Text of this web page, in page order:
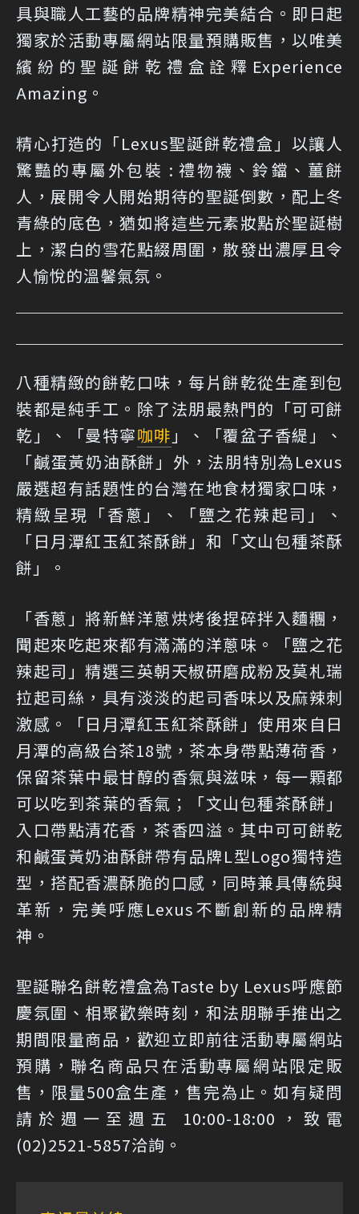
具與職人工藝的品牌精神完美結合。即日起
獨家於活動專屬網站限量預購販售，以唯美
繽紛的聖誕餅乾禮盒詮釋Experience
Amazing。
精心打造的「Lexus聖誕餅乾禮盒」以讓人
驚豔的專屬外包裝 : 禮物襪、鈴鐺、薑餅
人，展開令人開始期待的聖誕倒數，配上冬
青綠的底色，猶如將這些元素妝點於聖誕樹
上，潔白的雪花點綴周圍，散發出濃厚且令
人愉悅的溫馨氣氛。
八種精緻的餅乾口味，每片餅乾從生產到包
裝都是純手工。除了法朋最熱門的「可可餅
乾」、「曼特寧咖啡 」、「覆盆子香緹」、
「鹹蛋黃奶油酥餅」外，法朋特別為Lexus
嚴選超有話題性的台灣在地食材獨家口味，
精緻呈現「香蔥」、「鹽之花辣起司」、
「日月潭紅玉紅茶酥餅」和「文山包種茶酥
餅」。
「香蔥」將新鮮洋蔥烘烤後捏碎拌入麵糰，
聞起來吃起來都有滿滿的洋蔥味。「鹽之花
辣起司」精選三英朝天椒研磨成粉及莫札瑞
拉起司絲，具有淡淡的起司香味以及麻辣刺
激感。「日月潭紅玉紅茶酥餅」使用來自日
月潭的高級台茶18號，茶本身帶點薄荷香，
保留茶葉中最甘醇的香氣與滋味，每一顆都
可以吃到茶葉的香氣；「文山包種茶酥餅」
入口帶點清花香，茶香四溢。其中可可餅乾
和鹹蛋黃奶油酥餅帶有品牌L型Logo獨特造
型，搭配香濃酥脆的口感，同時兼具傳統與
革新，完美呼應Lexus不斷創新的品牌精
神。
聖誕聯名餅乾禮盒為Taste by Lexus呼應節
慶氛圍、相聚歡樂時刻，和法朋聯手推出之
期間限量商品，歡迎立即前往活動專屬網站
預購，聯名商品只在活動專屬網站限定販
售，限量500盒生產，售完為止。如有疑問
請於週一至週五 10:00-18:00，致電
(02)2521-5857洽詢。